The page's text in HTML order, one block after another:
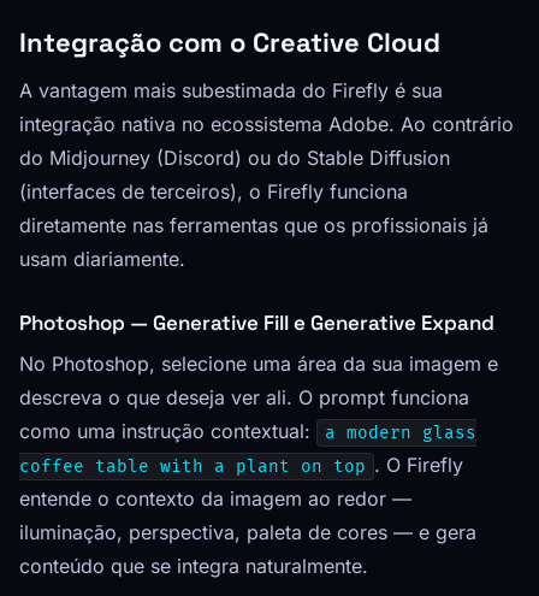
Integração com o Creative Cloud
A vantagem mais subestimada do Firefly é sua
integração nativa no ecossistema Adobe. Ao contrário
do Midjourney (Discord) ou do Stable Diffusion
(interfaces de terceiros), o Firefly funciona
diretamente nas ferramentas que os profissionais já
usam diariamente.
Photoshop — Generative Fill e Generative Expand
No Photoshop, selecione uma área da sua imagem e
descreva o que deseja ver ali. O prompt funciona
como uma instrução contextual:
a modern glass
coffee table with a plant on top . O Firefly
entende o contexto da imagem ao redor —
iluminação, perspectiva, paleta de cores — e gera
conteúdo que se integra naturalmente.